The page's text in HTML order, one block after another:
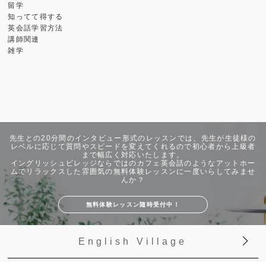
留学
知ってて得する
英会話学習方法
講師関連
雑学
先生との20分間のインタビュー形式のレッスンでは、先生が生徒様の
レベルに応じて質問やスピードを変えてくれるので初心者から上級者
まで幅広く対応いたします。
イングリッシュビレッジならではのカフェ英会話のようなアットホー
ムでリラックスした雰囲気の無料体験レッスンに一度いらしてみませ
んか？
無料体験レッスン随時受付中！
English Village